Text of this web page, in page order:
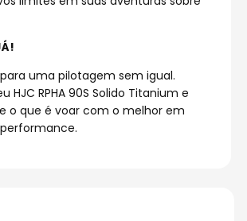
uma pilotagem sem igual.
HJC RPHA 90S Solido Titanium e
o que é voar com o melhor em